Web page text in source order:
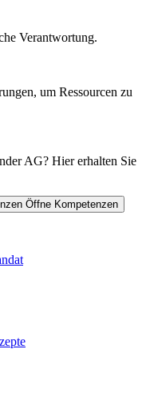
Verantwortung.
um Ressourcen zu
AG? Hier erhalten Sie
Öffne Kompetenzen